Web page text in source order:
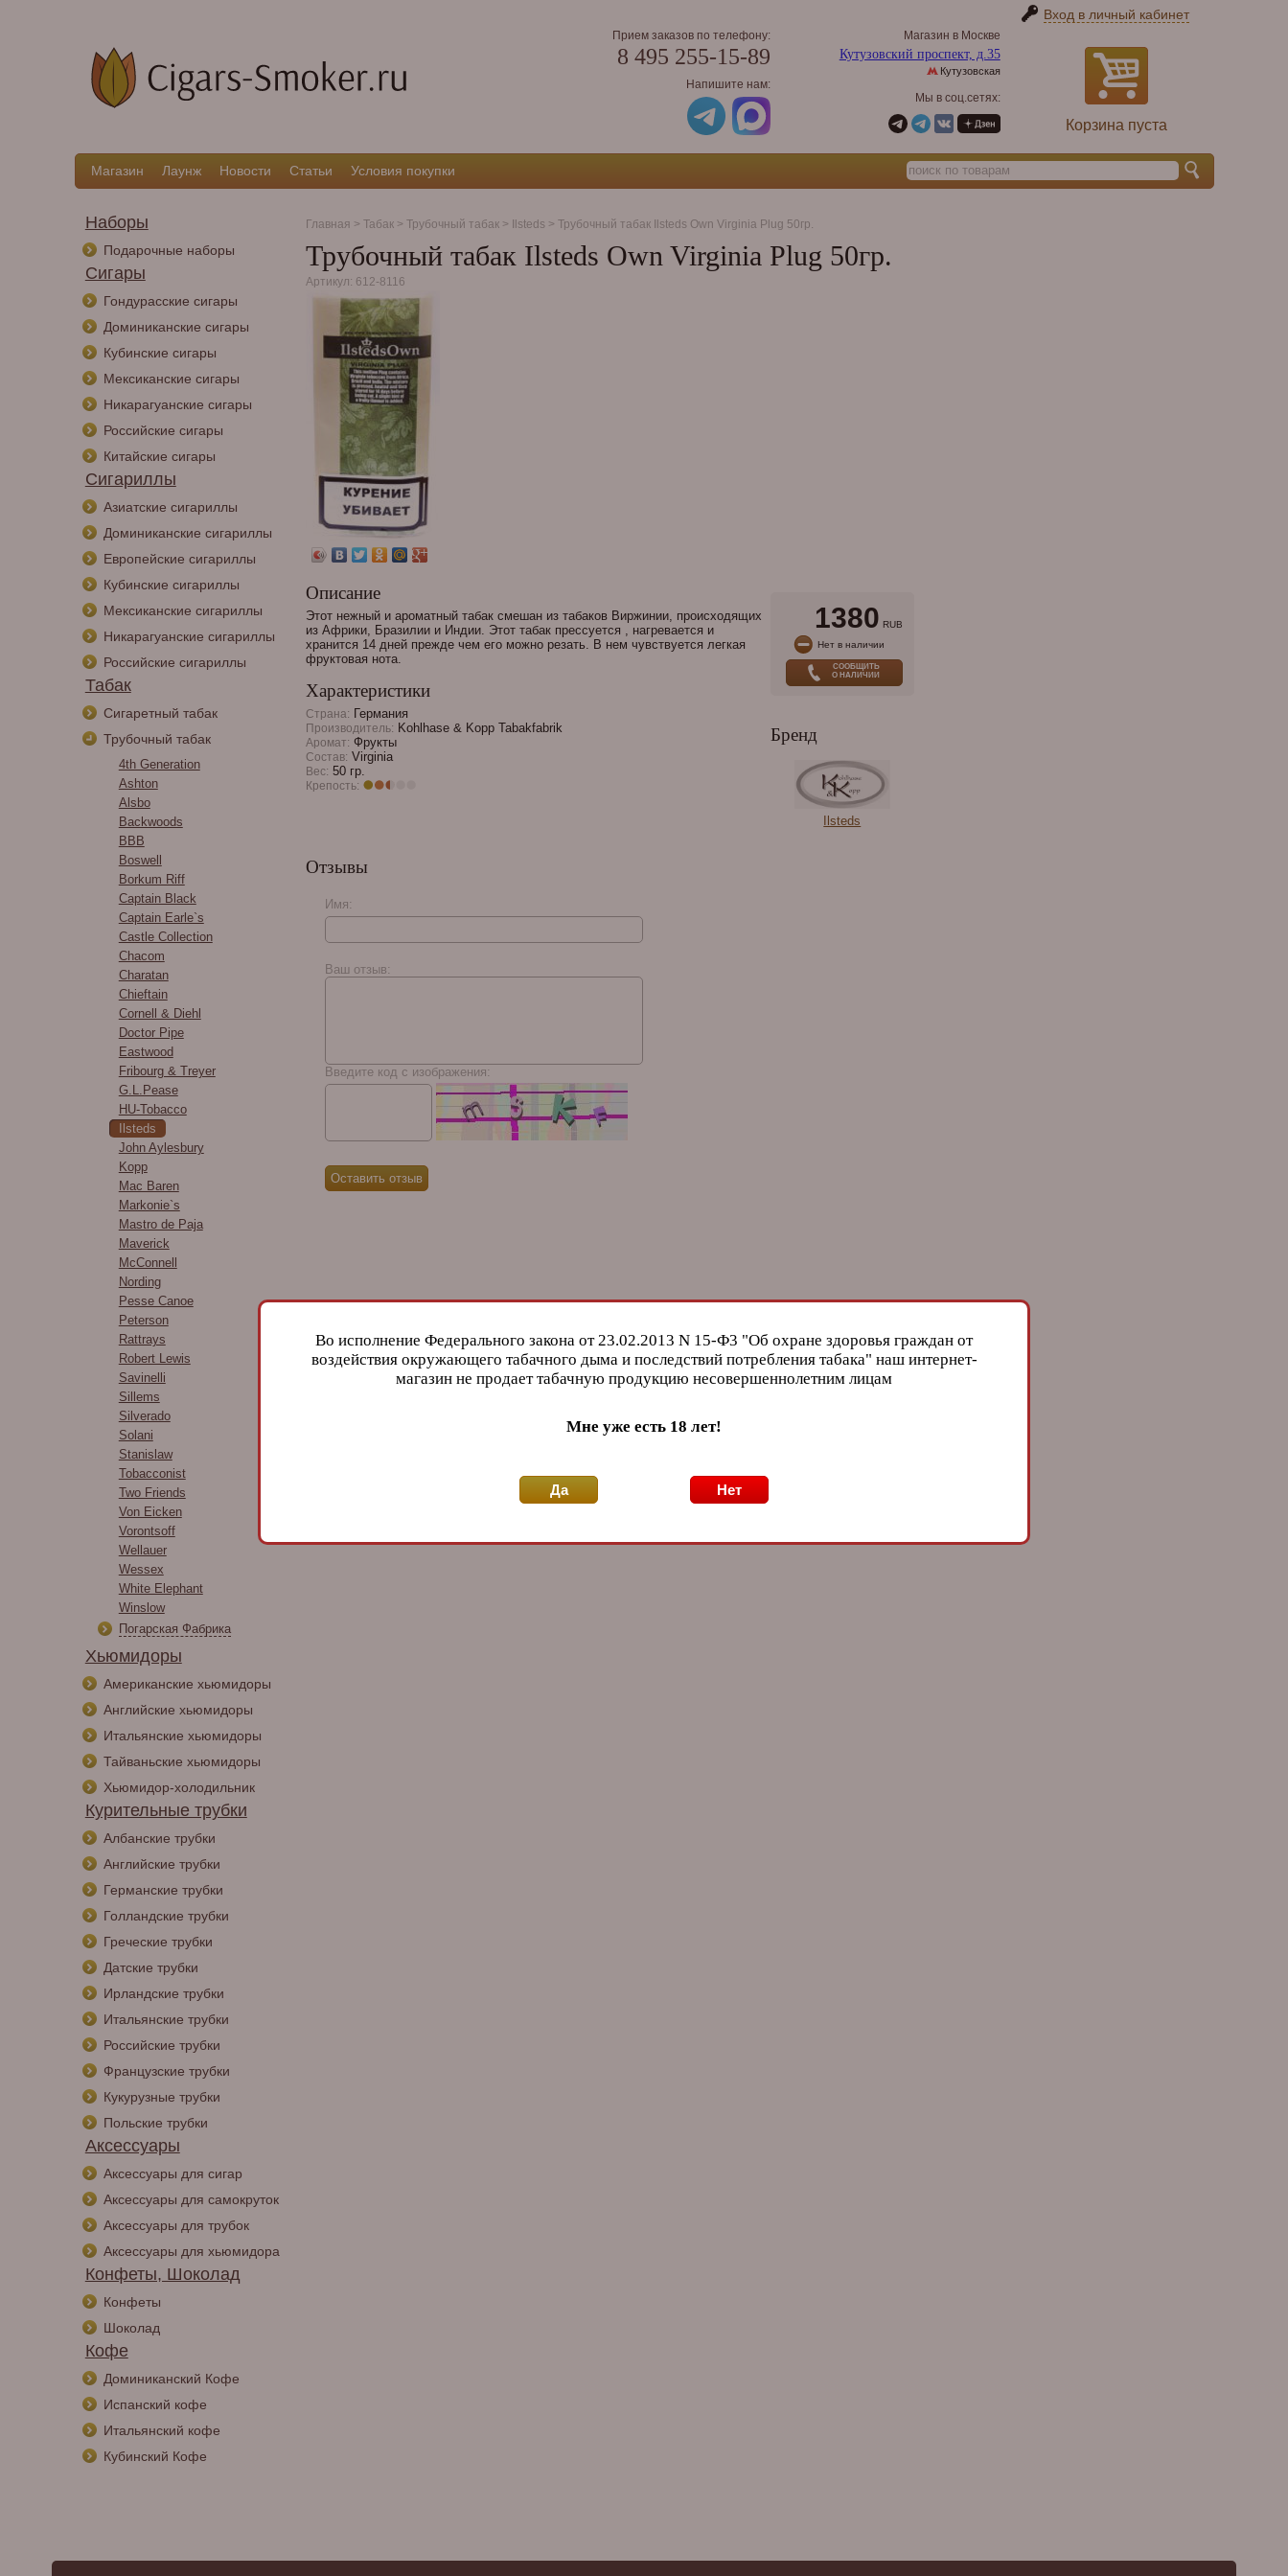
Вход в личный кабинет
Корзина пуста
Магазин в Москве
Кутузовский проспект, д.35
Кутузовская
Мы в соц.сетях:
Прием заказов по телефону:
8 495 255-15-89
Напишите нам:
Магазин Лаунж Новости Статьи Условия покупки
Наборы
Подарочные наборы
Сигары
Гондурасские сигары
Доминиканские сигары
Кубинские сигары
Мексиканские сигары
Никарагуанские сигары
Российские сигары
Китайские сигары
Сигариллы
Азиатские сигариллы
Доминиканские сигариллы
Европейские сигариллы
Кубинские сигариллы
Мексиканские сигариллы
Никарагуанские сигариллы
Российские сигариллы
Табак
Сигаретный табак
Трубочный табак
4th Generation
Ashton
Alsbo
Backwoods
BBB
Boswell
Borkum Riff
Captain Black
Captain Earle`s
Castle Collection
Chacom
Charatan
Chieftain
Cornell & Diehl
Doctor Pipe
Eastwood
Fribourg & Treyer
G.L.Pease
HU-Tobacco
Ilsteds
John Aylesbury
Kopp
Mac Baren
Markonie`s
Mastro de Paja
Maverick
McConnell
Nording
Pesse Canoe
Peterson
Rattrays
Robert Lewis
Savinelli
Sillems
Silverado
Solani
Stanislaw
Tobacconist
Two Friends
Von Eicken
Vorontsoff
Wellauer
Wessex
White Elephant
Winslow
Погарская Фабрика
Хьюмидоры
Американские хьюмидоры
Английские хьюмидоры
Итальянские хьюмидоры
Тайваньские хьюмидоры
Хьюмидор-холодильник
Курительные трубки
Албанские трубки
Английские трубки
Германские трубки
Голландские трубки
Греческие трубки
Датские трубки
Ирландские трубки
Итальянские трубки
Российские трубки
Французские трубки
Кукурузные трубки
Польские трубки
Аксессуары
Аксессуары для сигар
Аксессуары для самокруток
Аксессуары для трубок
Аксессуары для хьюмидора
Конфеты, Шоколад
Конфеты
Шоколад
Кофе
Доминиканский Кофе
Испанский кофе
Итальянский кофе
Кубинский Кофе
Главная > Табак> Трубочный табак> Ilsteds > Трубочный табак Ilsteds Own Virginia Plug 50гр.
Трубочный табак Ilsteds Own Virginia Plug 50гр.
Артикул: 612-8116
Описание
Этот нежный и ароматный табак смешан из табаков Виржинии, происходящих
из Африки, Бразилии и Индии. Этот табак прессуется , нагревается и
хранится 14 дней прежде чем его можно резать. В нем чувствуется легкая
фруктовая нота.
Характеристики
Страна: Германия
Производитель: Kohlhase & Kopp Tabakfabrik
Аромат: Фрукты
Состав: Virginia
Вес: 50 гр.
Крепость:
1380 RUB
Нет в наличии
СООБЩИТЬ
О НАЛИЧИИ
Бренд
Ilsteds
Отзывы
Имя:
Ваш отзыв:
Введите код с изображения:
Во исполнение Федерального закона от 23.02.2013 N 15-Ф3 "Об охране здоровья граждан от
воздействия окружающего табачного дыма и последствий потребления табака" наш интернет-
магазин не продает табачную продукцию несовершеннолетним лицам
Мне уже есть 18 лет!
Да Нет